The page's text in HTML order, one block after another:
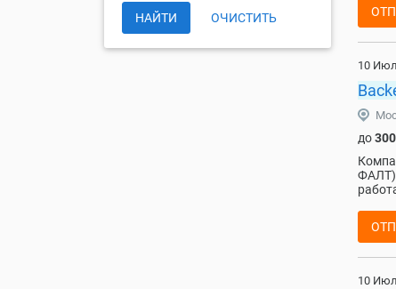
10
до
ФАЛТ)
10
НАЙТИ ОЧИСТИТЬ